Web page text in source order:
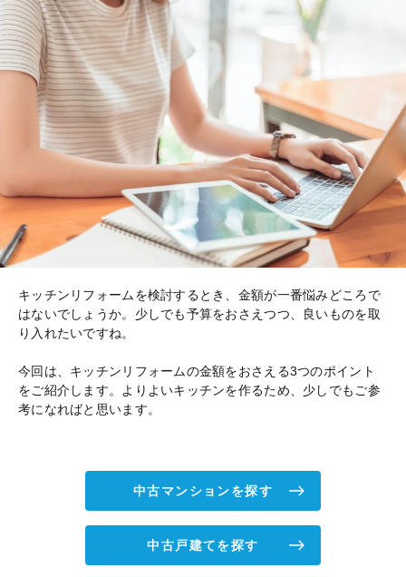
キッチンリフォームを検討するとき、金額が一番悩みどころで
はないでしょうか。少しでも予算をおさえつつ、良いものを取
り入れたいですね。
今回は、キッチンリフォームの金額をおさえる3つのポイント
をご紹介します。よりよいキッチンを作るため、少しでもご参
考になればと思います。
中古マンションを探す
中古戸建てを探す